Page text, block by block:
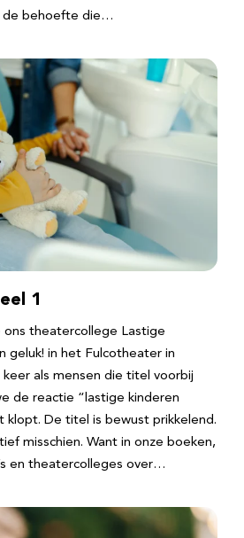
de behoefte die…
1
ons theatercollege Lastige
geluk! in het Fulcotheater in
keer als mensen die titel voorbij
de reactie “lastige kinderen
klopt. De titel is bewust prikkelend.
misschien. Want in onze boeken,
en theatercolleges over…